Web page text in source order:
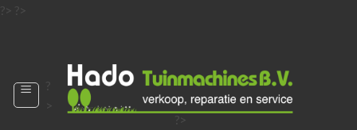
?> ?>
?>
?